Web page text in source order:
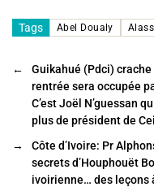
c
e
b
o
o
k
tt
er
ai
l
g
Tags Abel Doualy
←
Guikahué (Pdci)
rentrée sera occupée
C’est Joël N’guessan
plus de président de
→
Côte d’Ivoire: Pr
secrets d’Houphouët
ivoirienne… des leçons